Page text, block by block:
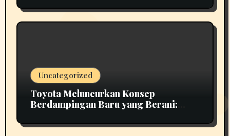
Uncategorized
Toyota Meluncurkan Konsep
Berdampingan Baru yang Berani: